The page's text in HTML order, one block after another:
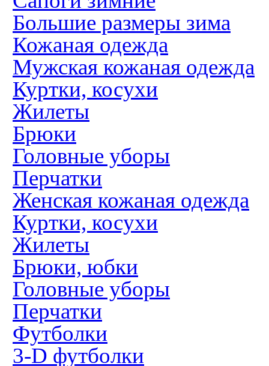
Большие размеры зима
Кожаная одежда
Мужская кожаная одежда
Куртки, косухи
Жилеты
Брюки
Головные уборы
Перчатки
Женская кожаная одежда
Куртки, косухи
Жилеты
Брюки, юбки
Головные уборы
Перчатки
Футболки
3-D футболки